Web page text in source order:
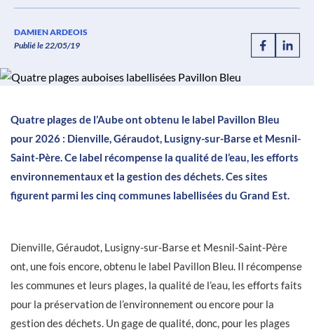
DAMIEN ARDEOIS
Publié le 22/05/19
Quatre plages de l’Aube ont obtenu le label Pavillon Bleu
pour 2026 : Dienville, Géraudot, Lusigny-sur-Barse et Mesnil-
Saint-Père. Ce label récompense la qualité de l’eau, les efforts
environnementaux et la gestion des déchets. Ces sites
figurent parmi les cinq communes labellisées du Grand Est.
Dienville, Géraudot, Lusigny-sur-Barse et Mesnil-Saint-Père
ont, une fois encore, obtenu le label Pavillon Bleu. Il récompense
les communes et leurs plages, la qualité de l’eau, les efforts faits
pour la préservation de l’environnement ou encore pour la
gestion des déchets. Un gage de qualité, donc, pour les plages